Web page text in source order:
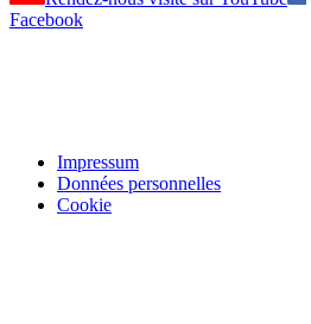
Facebook
Impressum
Données personnelles
Cookie